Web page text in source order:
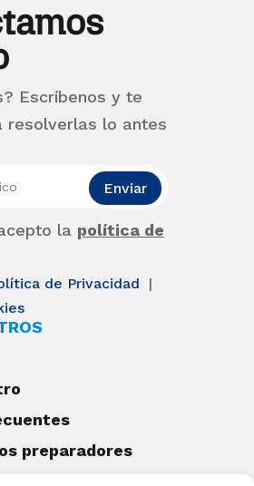
Escríbenos y te
resolverlas lo antes
la política de
Enviar
de Privacidad
|
preparadores